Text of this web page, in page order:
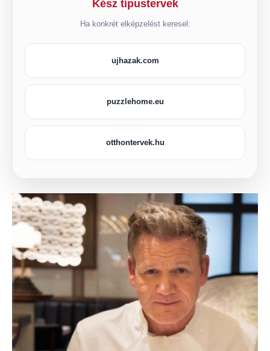
Kész típustervek
Ha konkrét elképzelést keresel:
ujhazak.com
puzzlehome.eu
otthontervek.hu